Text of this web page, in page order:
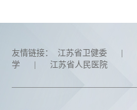
友情链接： 江苏省卫健委
学
江苏省人民医院